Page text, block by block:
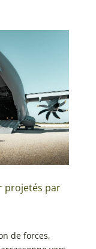
projetés par
de forces,